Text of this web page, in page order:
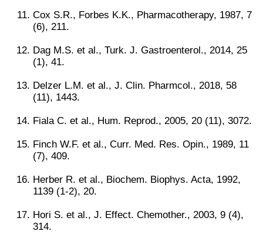
Cox S.R., Forbes K.K., Pharmacotherapy, 1987, 7
(6), 211.
Dag M.S. et al., Turk. J. Gastroenterol., 2014, 25
(1), 41.
Delzer L.M. et al., J. Clin. Pharmcol., 2018, 58
(11), 1443.
Fiala C. et al., Hum. Reprod., 2005, 20 (11), 3072.
Finch W.F. et al., Curr. Med. Res. Opin., 1989, 11
(7), 409.
Herber R. et al., Biochem. Biophys. Acta, 1992,
1139 (1-2), 20.
Hori S. et al., J. Effect. Chemother., 2003, 9 (4),
314.